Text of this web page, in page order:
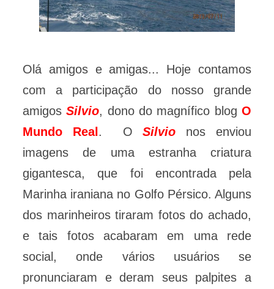
Olá amigos e amigas... Hoje contamos
com a participação do nosso grande
amigosSilvio, dono do magnífico blogO
Mundo Real . OSilvio nos enviou
imagens de uma estranha criatura
gigantesca, que foi encontrada pela
Marinha iraniana no Golfo Pérsico. Alguns
dos marinheiros tiraram fotos do achado,
e tais fotos acabaram em uma rede
social, onde vários usuários se
pronunciaram e deram seus palpites a